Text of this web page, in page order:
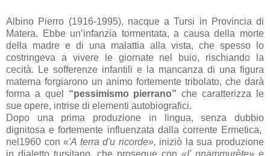
Albino Pierro (1916-1995), nacque a Tursi in Provincia di
Matera. Ebbe un’infanzia tormentata, a causa della morte
della madre e di una malattia alla vista, che spesso lo
costringeva a vivere le giornate nel buio, rischiando la
cecità. Le sofferenze infantili e la mancanza di una figura
materna forgiarono un animo fortemente tribolato, che darà
forma a quel “pessimismo pierrano” che caratterizza le
sue opere, intrise di elementi autobiografici.
Dopo una prima produzione in lingua, senza dubbio
dignitosa e fortemente influenzata dalla corrente Ermetica,
nel1960 con «'A terra d'u ricorde», iniziò la sua produzione
in dialetto tursitano, che prosegue con «I' nnammurète» e